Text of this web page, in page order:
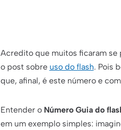
Acredito que muitos ficaram se
o post sobre uso do flash. Pois
que, afinal, é este número e
Entender o Número Guia do
em um exemplo simples: